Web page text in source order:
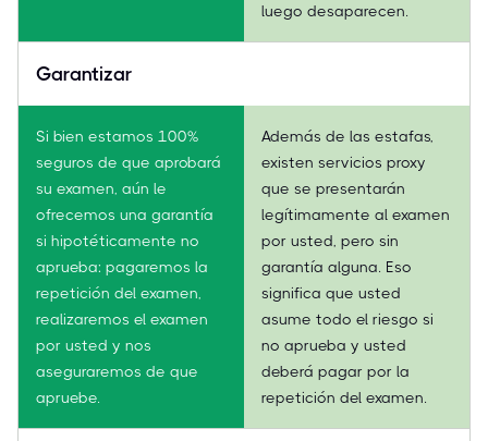
luego desaparecen.
Garantizar
Si bien estamos 100%
seguros de que aprobará
su examen, aún le
ofrecemos una garantía
si hipotéticamente no
aprueba: pagaremos la
repetición del examen,
realizaremos el examen
por usted y nos
aseguraremos de que
apruebe.
Además de las estafas,
existen servicios proxy
que se presentarán
legítimamente al examen
por usted, pero sin
garantía alguna. Eso
significa que usted
asume todo el riesgo si
no aprueba y usted
deberá pagar por la
repetición del examen.